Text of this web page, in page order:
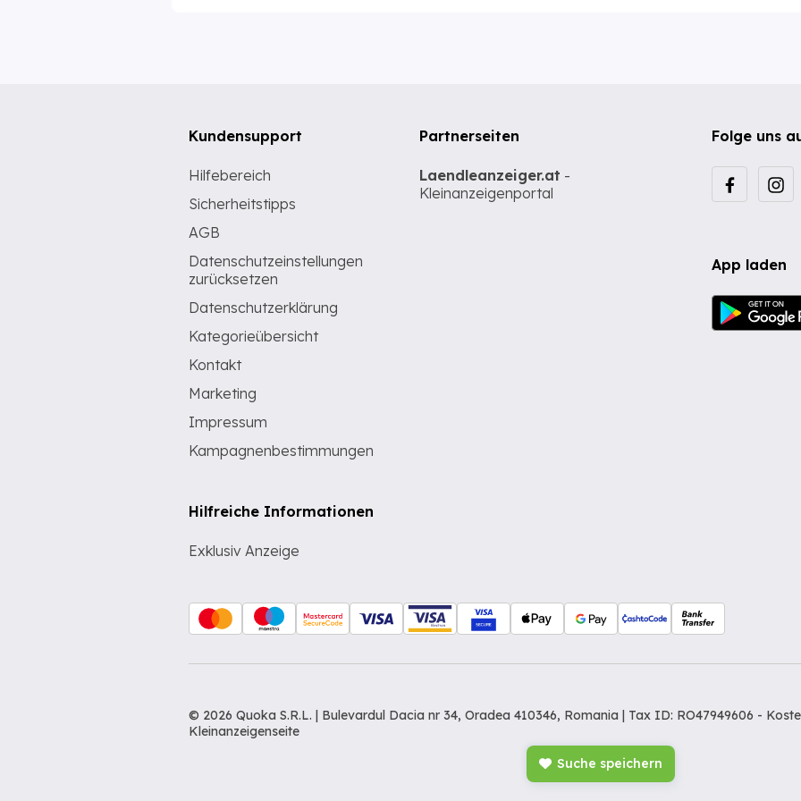
Suche speichern
Folge uns
App laden
Kundensupport
Hilfebereich
Sicherheitstipps
AGB
Datenschutzeinstellungen
zurücksetzen
Datenschutzerklärung
Kategorieübersicht
Kontakt
Marketing
Impressum
Kampagnenbestimmungen
Hilfreiche Informationen
Exklusiv Anzeige
Partnerseiten
Laendleanzeiger.at -
Kleinanzeigenportal
© 2026 Quoka S.R.L. | Bulevardul Dacia nr 34, Oradea 410346, Romania | Tax ID: RO47949606 -
Kleinanzeigenseite